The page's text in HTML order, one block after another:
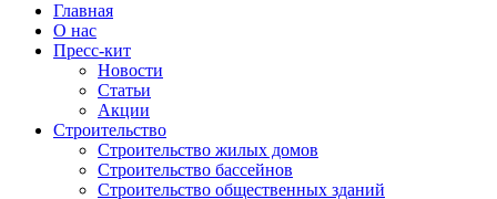
Главная
О нас
Пресс-кит
Новости
Статьи
Акции
Строительство
Строительство жилых домов
Строительство бассейнов
Строительство общественных зданий